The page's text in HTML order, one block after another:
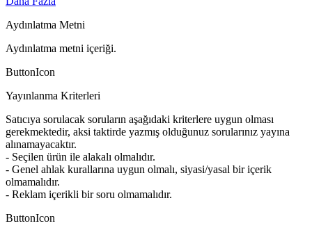
Aydınlatma Metni
Aydınlatma metni içeriği.
ButtonIcon
Yayınlanma Kriterleri
Satıcıya sorulacak soruların aşağıdaki kriterlere uygun olması
gerekmektedir, aksi taktirde yazmış olduğunuz sorularınız yayına
alınamayacaktır.
- Seçilen ürün ile alakalı olmalıdır.
- Genel ahlak kurallarına uygun olmalı, siyasi/yasal bir içerik
olmamalıdır.
- Reklam içerikli bir soru olmamalıdır.
ButtonIcon